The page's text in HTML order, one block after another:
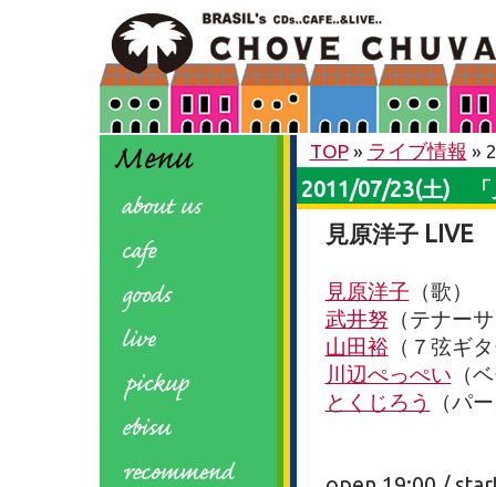
TOP» ライブ情報 »
2011/07/23(土) 「
見原洋子 LIVE
見原洋子 （歌）
武井努 （テナー
山田裕 （７弦ギ
川辺ぺっぺい （
とくじろう
（パ